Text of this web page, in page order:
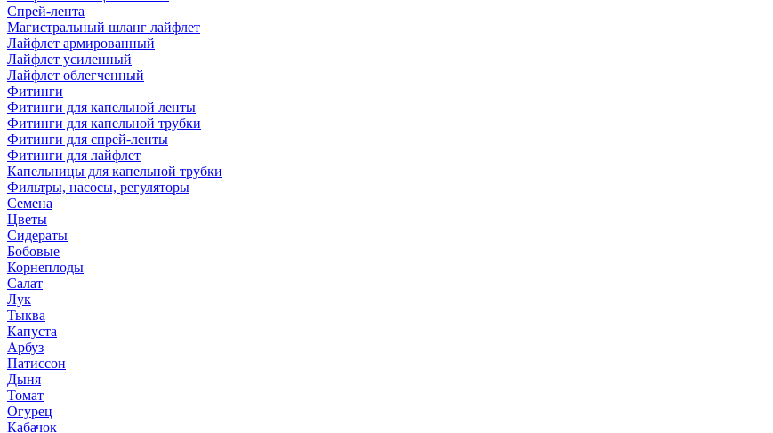
Спрей-лента
Магистральный шланг лайфлет
Лайфлет армированный
Лайфлет усиленный
Лайфлет облегченный
Фитинги
Фитинги для капельной ленты
Фитинги для капельной трубки
Фитинги для спрей-ленты
Фитинги для лайфлет
Капельницы для капельной трубки
Фильтры, насосы, регуляторы
Семена
Цветы
Сидераты
Бобовые
Корнеплоды
Салат
Лук
Тыква
Капуста
Арбуз
Патиссон
Дыня
Томат
Огурец
Кабачок